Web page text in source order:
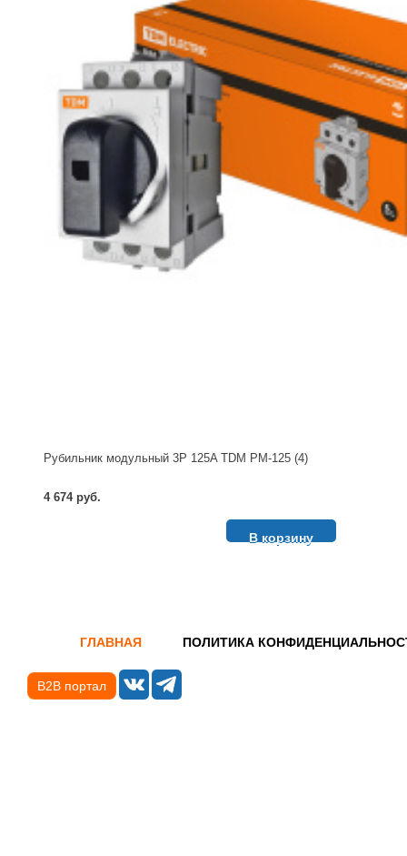
Рубильник модульный 3P 125A TDM РМ-125 (4)
4 674 руб.
В корзину
ГЛАВНАЯ ПОЛИТИКА
B2B портал